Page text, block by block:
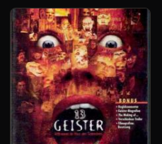
abzuholen. Die Uhr im
Auto springt auf 11:14h,
genau in dem Moment
fäll